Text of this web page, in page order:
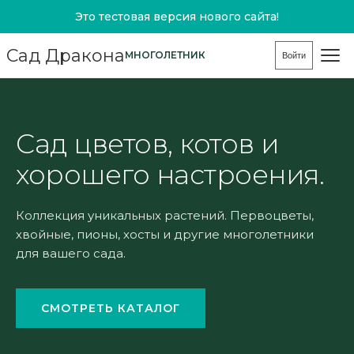
Это тестовая версия нового сайта!
Сад Дракона МНОГОЛЕТНИК Войти
Сад цветов, котов и
хорошего настроения.
Коллекция уникальных растений. Первоцветы,
хвойные, пионы, хосты и другие многолетники
для вашего сада.
СМОТРЕТЬ КАТАЛОГ